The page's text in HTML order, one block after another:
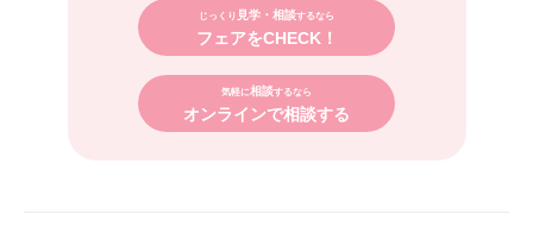
じっくり 見学・相談するなら
フェアをCHECK！
気軽に相談するなら
オンラインで相談する